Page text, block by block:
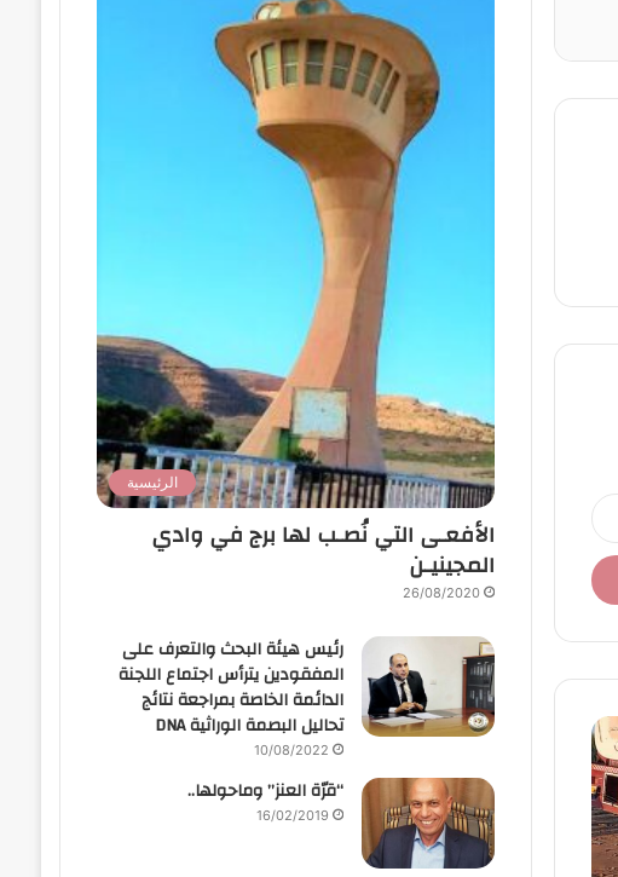
الرئيسية
الأفعـى التي نُصـب لها برج في وادي
المجينيـن
26/08/2020
رئيس هيئة البحث والتعرف على
المفقودين يترأس اجتماع اللجنة
الدائمة الخاصة بمراجعة نتائج
تحاليل البصمة الوراثية DNA
10/08/2022
“قرّة العنز” وماحولها..
16/02/2019